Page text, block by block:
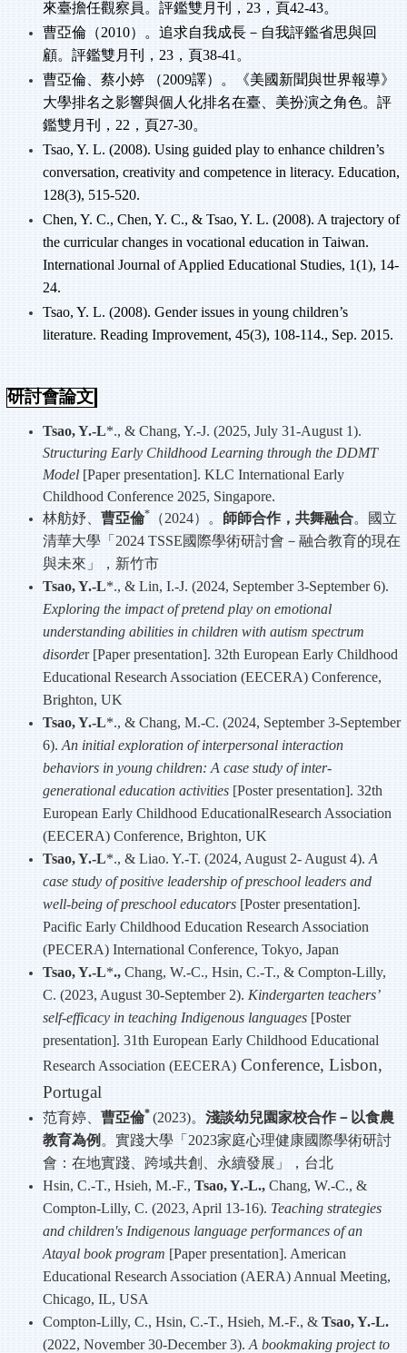
來臺擔任觀察員。評鑑雙月刊， 23 ，頁42-43。
曹亞倫（2010）。追求自我成長－自我評鑑省思與回
顧。評鑑雙月刊， 23 ，頁38-41 。
曹亞倫、蔡小婷
（2009譯）。《美國新聞與世界報導》
大學排名之影響與個人化排名在臺、美扮演之角色。評
鑑雙月刊， 22 ，頁27-30。
Tsao, Y. L. (2008). Using guided play to enhance children’s
conversation, creativity and competence in literacy. Education,
128(3), 515-520.
Chen, Y. C., Chen, Y. C., & Tsao, Y. L. (2008). A trajectory of
the curricular changes in vocational education in Taiwan.
International Journal of Applied Educational Studies, 1(1), 14-
24.
Tsao, Y. L. (2008). Gender issues in young children’s
literature. Reading Improvement, 45(3), 108-114., Sep. 2015.
研討會論文
Tsao, Y.-L*., & Chang, Y.-J. (2025, July 31-August 1).
Structuring Early Childhood Learning through the DDMT
Model [Paper presentation]. KLC International Early
Childhood Conference 2025, Singapore.
林舫妤、 曹亞倫* （2024）。 師師合作，共舞融合。國立
清華大學「 2024 TSSE國際學術研討會－融合教育的現在
與未來」，新竹市
Tsao, Y.-L*., & Lin, I.-J. (2024, September 3-September 6).
Exploring the impact of pretend play on emotional
understanding abilities in children with autism spectrum
disorder [Paper presentation]. 32th European Early Childhood
Educational Research Association (EECERA) Conference,
Brighton, UK
Tsao, Y.-L*., & Chang, M.-C. (2024, September 3-September
6). An initial exploration of interpersonal interaction
behaviors in young children: A case study of inter-
generational education activities [Poster presentation]. 32th
European Early Childhood EducationalResearch Association
(EECERA) Conference, Brighton, UK
Tsao, Y.-L*., & Liao. Y.-T. (2024, August 2- August 4). A
case study of positive leadership of preschool leaders and
well-being of preschool educators [Poster presentation].
Pacific Early Childhood Education Research Association
(PECERA) International Conference, Tokyo, Japan
Tsao, Y.-L*., Chang, W.-C., Hsin, C.-T., & Compton-Lilly,
C. (2023, August 30-September 2). Kindergarten teachers’
self-efficacy in teaching Indigenous languages [Poster
presentation]. 31th European Early Childhood Educational
Research Association (EECERA) Conference, Lisbon,
Portugal
范育婷、 曹亞倫* (2023)。 淺談幼兒園家校合作－以食農
教育為例 。實踐大學「 2023家庭心理健康國際學術研討
會：在地實踐、跨域共創、永續發展」，台北
Hsin, C.-T., Hsieh, M.-F., Tsao, Y.-L., Chang, W.-C., &
Compton-Lilly, C. (2023, April 13-16). Teaching strategies
and children's Indigenous language performances of an
Atayal book program [Paper presentation]. American
Educational Research Association (AERA) Annual Meeting,
Chicago, IL, USA
Compton-Lilly, C., Hsin, C.-T., Hsieh, M.-F., & Tsao, Y.-L.
(2022, November 30-December 3). A bookmaking project to